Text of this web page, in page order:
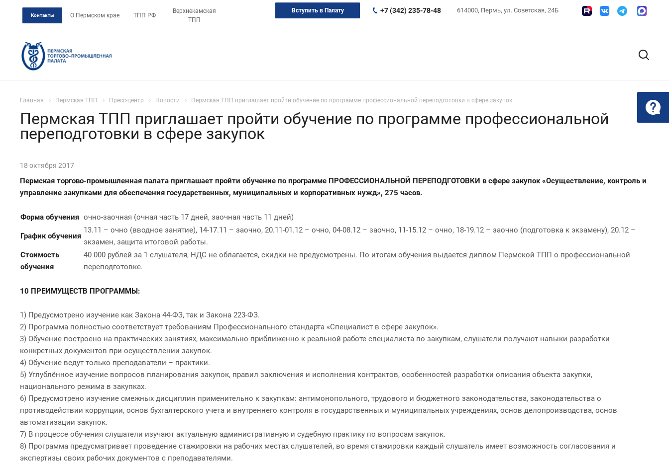
Контакты О Пермском крае ТПП РФ
Верхнекамская
ТПП
614000, Пермь, ул. Советская, 24Б
+7 (342) 235-78-48
Вступить в Палату
Главная Пермская ТПП Пресс-центр Новости Пермская ТПП приглашает пройти обучение по программе профессиональной переподготовки в сфере закупок
Пермская ТПП приглашает пройти обучение по программе профессиональной
переподготовки в сфере закупок
18 октября 2017
Пермская торгово-промышленная палата приглашает пройти обучение по программе ПРОФЕССИОНАЛЬНОЙ ПЕРЕПОДГОТОВКИ в сфере закупок «Осуществление, контроль и
управление закупками для обеспечения государственных, муниципальных и корпоративных нужд», 275 часов.
Форма обучения очно-заочная (очная часть 17 дней, заочная часть 11 дней)
График обучения
13.11 – очно (вводное занятие), 14-17.11 – заочно, 20.11-01.12 – очно, 04-08.12 – заочно, 11-15.12 – очно, 18-19.12 – заочно (подготовка к экзамену), 20.12 –
экзамен, защита итоговой работы.
Стоимость
обучения
40 000 рублей за 1 слушателя, НДС не облагается, скидки не предусмотрены. По итогам обучения выдается диплом Пермской ТПП о профессиональной
переподготовке.
10 ПРЕИМУЩЕСТВ ПРОГРАММЫ:
1) Предусмотрено изучение как Закона 44-ФЗ, так и Закона 223-ФЗ.
2) Программа полностью соответствует требованиям Профессионального стандарта «Специалист в сфере закупок».
3) Обучение построено на практических занятиях, максимально приближенно к реальной работе специалиста по закупкам, слушатели получают навыки разработки
конкретных документов при осуществлении закупок.
4) Обучение ведут только преподаватели – практики.
5) Углублённое изучение вопросов планирования закупок, правил заключения и исполнения контрактов, особенностей разработки описания объекта закупки,
национального режима в закупках.
6) Предусмотрено изучение смежных дисциплин применительно к закупкам: антимонопольного, трудового и бюджетного законодательства, законодательства о
противодействии коррупции, основ бухгалтерского учета и внутреннего контроля в государственных и муниципальных учреждениях, основ делопроизводства, основ
автоматизации закупок.
7) В процессе обучения слушатели изучают актуальную административную и судебную практику по вопросам закупок.
8) Программа предусматривает проведение стажировки на рабочих местах слушателей, во время стажировки каждый слушатель имеет возможность согласования и
экспертизы своих рабочих документов с преподавателями.